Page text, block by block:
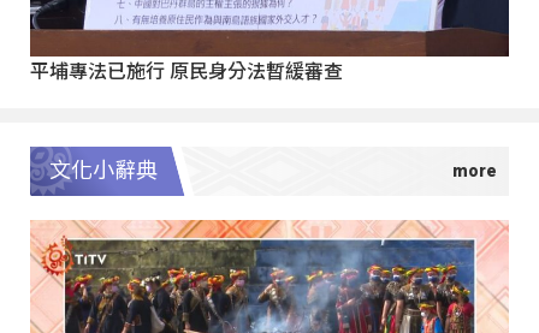
平埔專法已施行 原民身分法暫緩審查
文化小辭典